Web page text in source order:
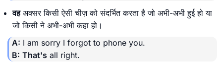
वहअक्सर किसी ऐसी चीज़ को संदर्भित करता है जो अभी-अभी हुई हो या
जो किसी ने अभी-अभी कहा हो।
A: I am sorry I forgot to phone you.
B: That's all right.